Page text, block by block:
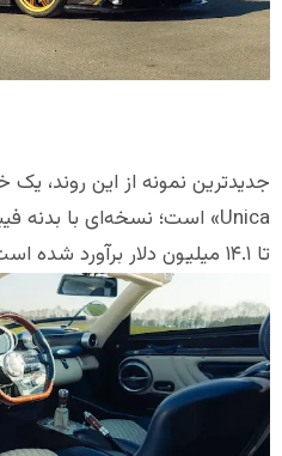
جدیدترین نمونه از این روند،
تا ۱۴.۱ میلیون دلار برآورد شده است.